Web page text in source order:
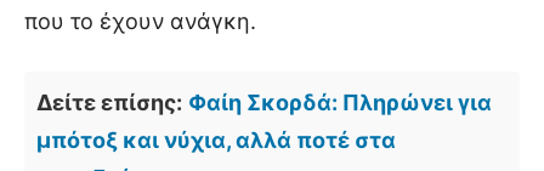
που το έχουν ανάγκη.
Δείτε επίσης: Φαίη Σκορδά: Πληρώνει για
μπότοξ και νύχια, αλλά ποτέ στα